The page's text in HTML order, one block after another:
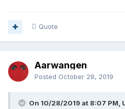
Quote
Aarwangen
Posted October 28, 2019
On 10/28/2019 at 8:07 PM,